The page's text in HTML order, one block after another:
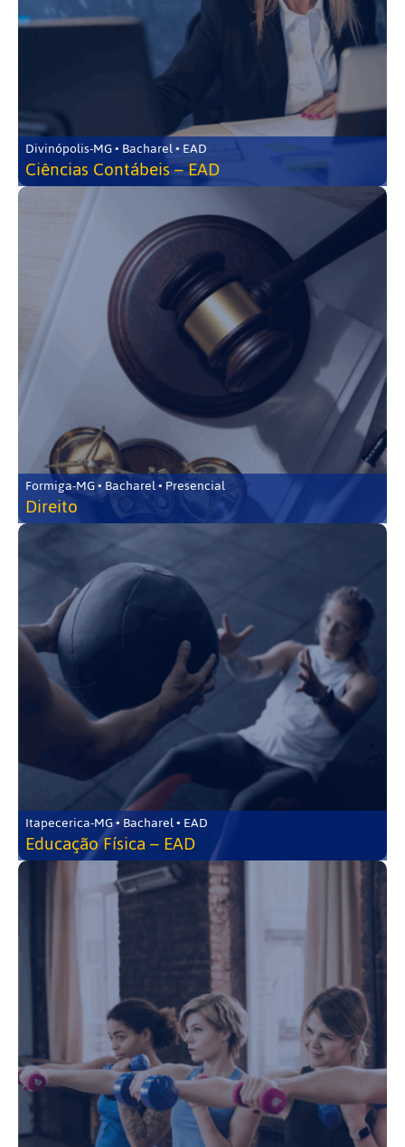
Divinópolis-MG • Bacharel • EAD
Ciências Contábeis – EAD
Formiga-MG • Bacharel • Presencial
Direito
Itapecerica-MG • Bacharel • EAD
Educação Física – EAD